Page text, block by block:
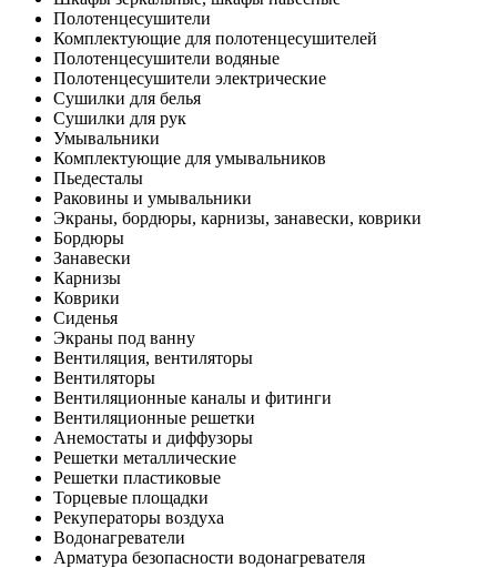
Полотенцесушители
Комплектующие для полотенцесушителей
Полотенцесушители водяные
Полотенцесушители электрические
Сушилки для белья
Сушилки для рук
Умывальники
Комплектующие для умывальников
Пьедесталы
Раковины и умывальники
Экраны, бордюры, карнизы, занавески, коврики
Бордюры
Занавески
Карнизы
Коврики
Сиденья
Экраны под ванну
Вентиляция, вентиляторы
Вентиляторы
Вентиляционные каналы и фитинги
Вентиляционные решетки
Анемостаты и диффузоры
Решетки металлические
Решетки пластиковые
Торцевые площадки
Рекуператоры воздуха
Водонагреватели
Арматура безопасности водонагревателя